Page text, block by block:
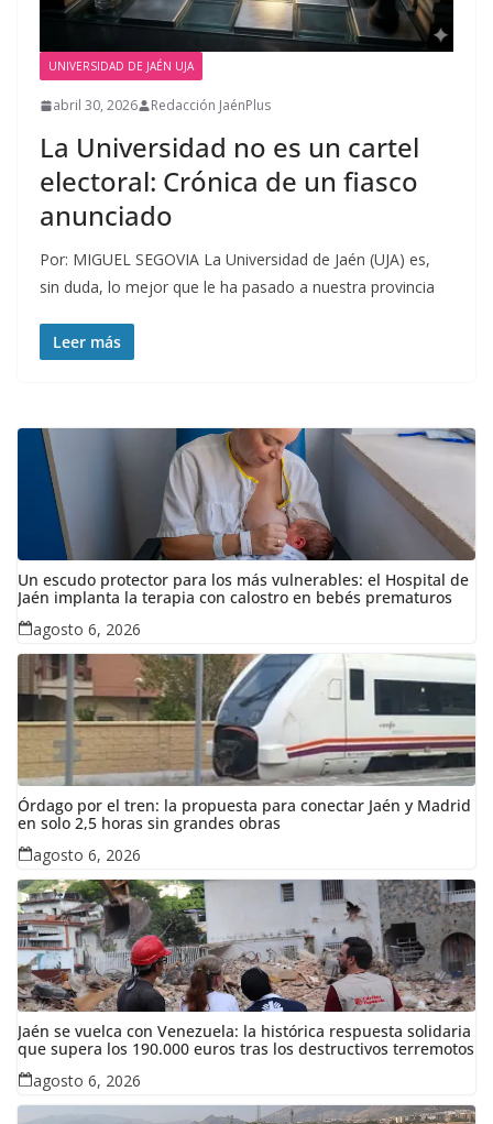
UNIVERSIDAD DE JAÉN UJA
abril 30, 2026 Redacción JaénPlus
La Universidad no es un cartel
electoral: Crónica de un fiasco
anunciado
Por: MIGUEL SEGOVIA La Universidad de Jaén (UJA) es,
sin duda, lo mejor que le ha pasado a nuestra provincia
Leer más
Un escudo protector para los más vulnerables: el Hospital de
Jaén implanta la terapia con calostro en bebés prematuros
agosto 6, 2026
Órdago por el tren: la propuesta para conectar Jaén y Madrid
en solo 2,5 horas sin grandes obras
agosto 6, 2026
Jaén se vuelca con Venezuela: la histórica respuesta solidaria
que supera los 190.000 euros tras los destructivos terremotos
agosto 6, 2026